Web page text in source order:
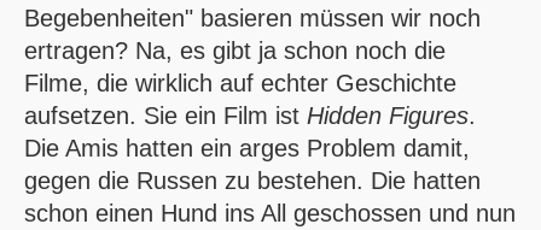
Begebenheiten" basieren müssen wir noch
ertragen? Na, es gibt ja schon noch die
Filme, die wirklich auf echter Geschichte
aufsetzen. Sie ein Film ist Hidden Figures.
Die Amis hatten ein arges Problem damit,
gegen die Russen zu bestehen. Die hatten
schon einen Hund ins All geschossen und nun